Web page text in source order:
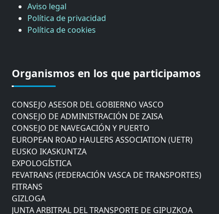
Aviso legal
Política de privacidad
Política de cookies
Organismos en los que participamos
AYUNTAMIENTO DE DONOSTIA
COMITÉ DE INSPECCION DE GIPUZKOA
CONSEJO ASESOR DEL GOBIERNO VASCO
CONSEJO DE ADMINISTRACIÓN DE ZAISA
CONSEJO DE NAVEGACIÓN Y PUERTO
EUROPEAN ROAD HAULERS ASSOCIATION (UETR)
EUSKO IKASKUNTZA
EXPOLOGÍSTICA
FEVATRANS (FEDERACIÓN VASCA DE TRANSPORTES)
FITRANS
GIZLOGA
JUNTA ARBITRAL DEL TRANSPORTE DE GIPUZKOA